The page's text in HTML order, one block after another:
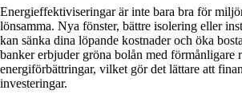
Energieffektiviseringar är inte bara bra för
lönsamma. Nya fönster, bättre isolering eller
kan sänka dina löpande kostnader och öka
banker erbjuder gröna bolån med förmånligare
energiförbättringar, vilket gör det lättare att
investeringar.